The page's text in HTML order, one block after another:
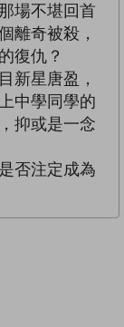
場不堪回首
離奇被殺，
復仇？
新星唐盈，
中學同學的
抑或是一念
否注定成為